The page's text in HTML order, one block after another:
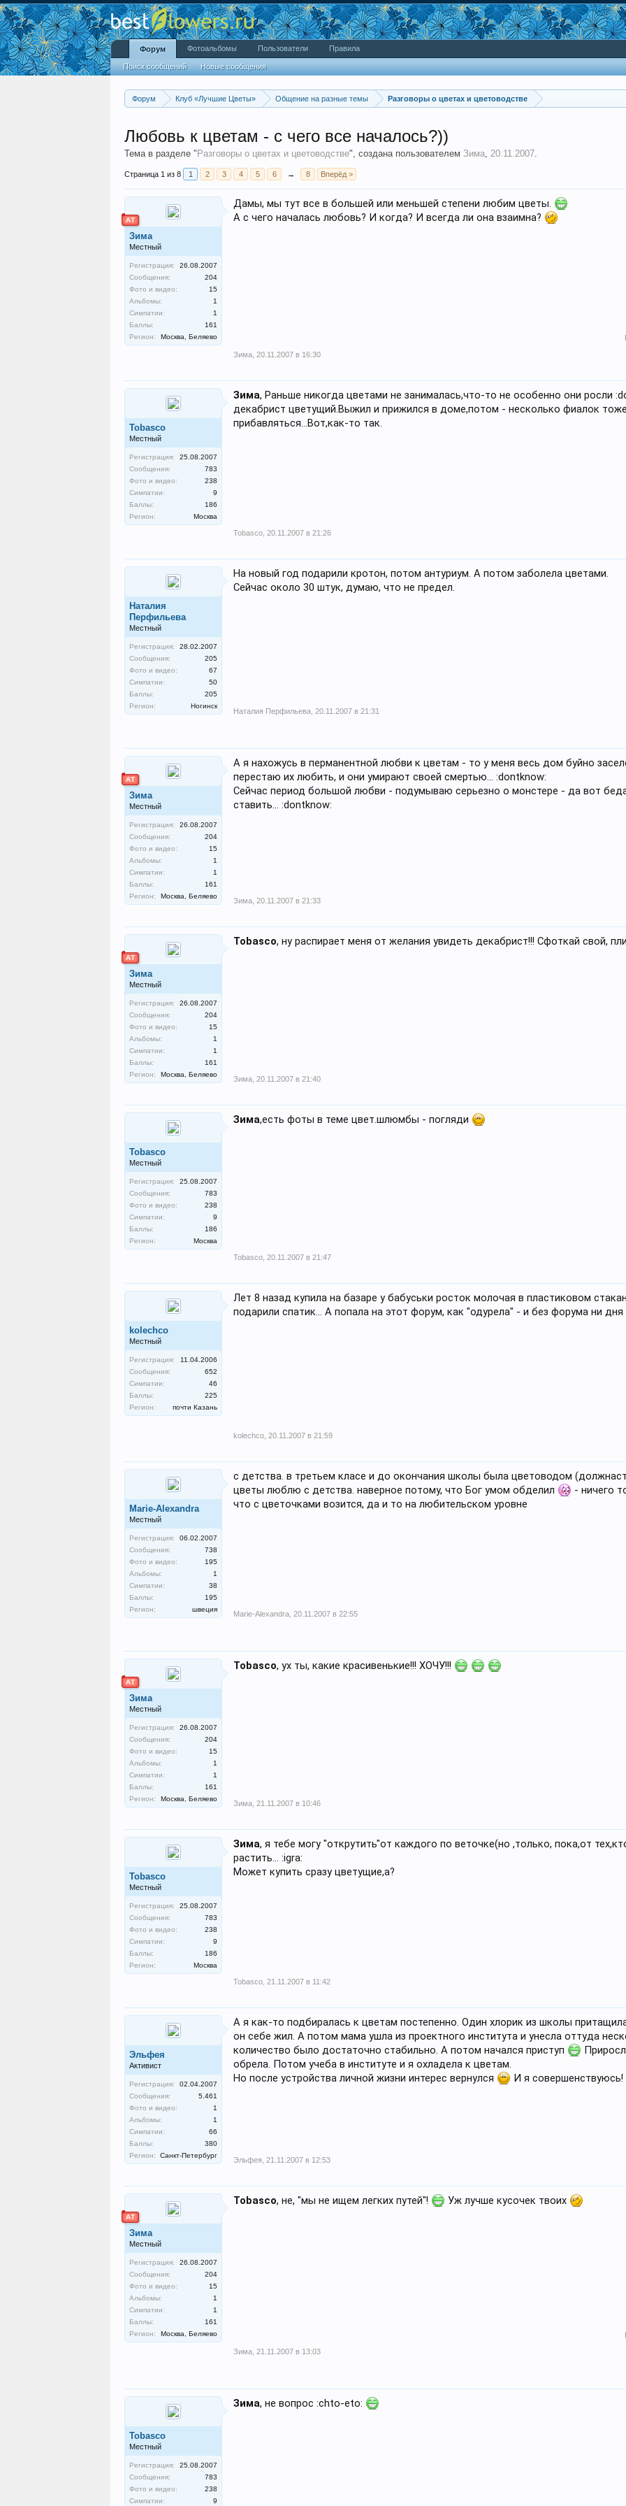
Форум Клуб «Лучшие Цветы» Общение на разные темы Разговоры о цветах и цветоводстве
Любовь к цветам - с чего все началось?))
Тема в разделе " Разговоры о цветах и цветоводстве", создана пользователем Зима, 20.11.2007.
Страница 1 из 8 1 2 3 4 5 6 → 8 Вперёд >
АТ
Зима
Местный
Регистрация:
26.08.2007
Сообщения:
204
Фото и видео:
15
Альбомы:
1
Симпатии:
1
Баллы:
161
Регион:
Москва, Беляево
Дамы, мы тут все в большей или меньшей степени любим цветы.
А с чего началась любовь? И когда? И всегда ли она взаимна?
Зима 20.11.2007 в 16:30
Tobasco
Местный
Регистрация:
25.08.2007
Сообщения:
783
Фото и видео:
238
Симпатии:
9
Баллы:
186
Регион:
Москва
Зима, Раньше никогда цветами не занималась,что-то не особенно они росли
декабрист цветущий.Выжил и прижился в доме,потом - несколько фиалок
прибавляться...Вот,как-то так.
Tobasco 20.11.2007 в 21:26
Наталия
Перфильева
Местный
Регистрация:
28.02.2007
Сообщения:
205
Фото и видео:
67
Симпатии:
50
Баллы:
205
Регион:
Ногинск
На новый год подарили кротон, потом антуриум. А потом заболела цветами.
Сейчас около 30 штук, думаю, что не предел.
Наталия Перфильева 20.11.2007 в 21:31
АТ
Зима
Местный
Регистрация:
26.08.2007
Сообщения:
204
Фото и видео:
15
Альбомы:
1
Симпатии:
1
Баллы:
161
Регион:
Москва, Беляево
А я нахожусь в перманентной любви к цветам - то у меня весь дом буйно
перестаю их любить, и они умирают своей смертью... :dontknow:
Сейчас период большой любви - подумываю серьезно о монстере - да вот
ставить... :dontknow:
Зима 20.11.2007 в 21:33
АТ
Зима
Местный
Регистрация:
26.08.2007
Сообщения:
204
Фото и видео:
15
Альбомы:
1
Симпатии:
1
Баллы:
161
Регион:
Москва, Беляево
Tobasco, ну распирает меня от желания увидеть декабрист!!! Сфоткай свой,
Зима 20.11.2007 в 21:40
Tobasco
Местный
Регистрация:
25.08.2007
Сообщения:
783
Фото и видео:
238
Симпатии:
9
Баллы:
186
Регион:
Москва
Зима,есть фоты в теме цвет.шлюмбы - погляди
Tobasco 20.11.2007 в 21:47
kolechco
Местный
Регистрация:
11.04.2006
Сообщения:
652
Симпатии:
46
Баллы:
225
Регион:
почти Казань
Лет 8 назад купила на базаре у бабуськи росток молочая в пластиковом
подарили спатик... А попала на этот форум, как "одурела" - и без форума ни
kolechco 20.11.2007 в 21:59
Marie-Alexandra
Местный
Регистрация:
06.02.2007
Сообщения:
738
Фото и видео:
195
Альбомы:
1
Симпатии:
38
Баллы:
195
Регион:
швеция
с детства. в третьем класе и до окончания школы была цветоводом
цветы люблю с детства. наверное потому, что Бог умом обделил
- ничего
что с цветочками возится, да и то на любительском уровне
Marie-Alexandra 20.11.2007 в 22:55
АТ
Зима
Местный
Регистрация:
26.08.2007
Сообщения:
204
Фото и видео:
15
Альбомы:
1
Симпатии:
1
Баллы:
161
Регион:
Москва, Беляево
Tobasco, ух ты, какие красивенькие!!! ХОЧУ!!!
Зима 21.11.2007 в 10:46
Tobasco
Местный
Регистрация:
25.08.2007
Сообщения:
783
Фото и видео:
238
Симпатии:
9
Баллы:
186
Регион:
Москва
Зима, я тебе могу "открутить"от каждого по веточке(но ,только, пока,от
растить... :igra:
Может купить сразу цветущие,а?
Tobasco 21.11.2007 в 11:42
Эльфея
Активист
Регистрация:
02.04.2007
Сообщения:
5.461
Фото и видео:
1
Альбомы:
1
Симпатии:
66
Баллы:
380
Регион:
Санкт-Петербург
А я как-то подбиралась к цветам постепенно. Один хлорик из школы
он себе жил. А потом мама ушла из проектного института и унесла оттуда
количество было достаточно стабильно. А потом начался приступ
обрела. Потом учеба в институте и я охладела к цветам.
Но после устройства личной жизни интерес вернулся
И я
Эльфея 21.11.2007 в 12:53
АТ
Зима
Местный
Регистрация:
26.08.2007
Сообщения:
204
Фото и видео:
15
Альбомы:
1
Симпатии:
1
Баллы:
161
Регион:
Москва, Беляево
Tobasco, не, "мы не ищем легких путей"! Уж лучше кусочек твоих
Зима 21.11.2007 в 13:03
Tobasco
Местный
Регистрация:
25.08.2007
Сообщения:
783
Фото и видео:
238
Симпатии:
9
Зима, не вопрос :chto-eto:
Форум
Поиск сообщений Новые сообщения
Фотоальбомы Пользователи Правила